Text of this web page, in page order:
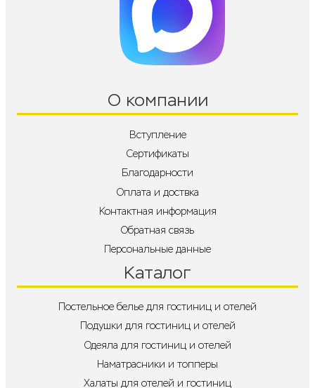
Каталог
Постельное белье для гостиниц и отелей
Подушки для гостиниц и отелей
Одеяла для гостиниц и отелей
Наматрасники и топперы
Халаты для отелей и гостиниц
О компании
Вступление
Сертификаты
Благодарности
Оплата и доствка
Контактная информация
Обратная связь
Персональные данные